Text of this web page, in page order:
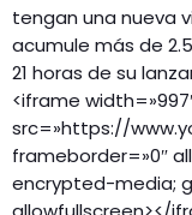
tengan una nueva
acumule más de
21 horas de su
<iframe
src=»https://
frameborder=»0″
encrypted-media;